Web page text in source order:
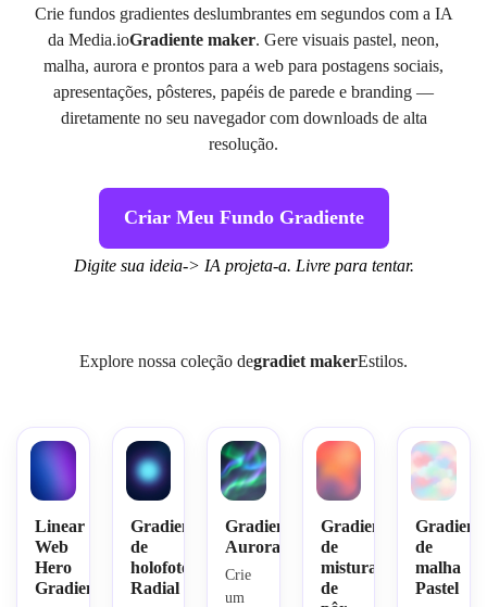
Crie fundos gradientes deslumbrantes em segundos com a IA
da Media.ioGradiente maker. Gere visuais pastel, neon,
malha, aurora e prontos para a web para postagens sociais,
apresentações, pôsteres, papéis de parede e branding —
diretamente no seu navegador com downloads de alta
resolução.
Criar Meu Fundo Gradiente
Digite sua ideia-> IA projeta-a. Livre para tentar.
Explore nossa coleção degradiet makerEstilos.
Linear
Web
Hero
Gradiente
Gradiente
de
holofote
Radial
Gradiente
Aurora
Crie
um
Gradiente
de
mistura
de
de
malha
Pastel